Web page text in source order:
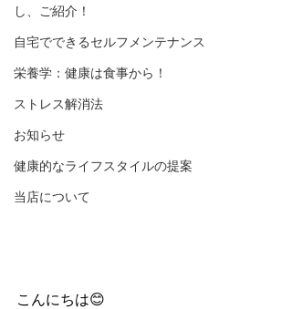
し、ご紹介！
自宅でできるセルフメンテナンス
栄養学：健康は食事から！
ストレス解消法
お知らせ
健康的なライフスタイルの提案
当店について
こんにちは😊